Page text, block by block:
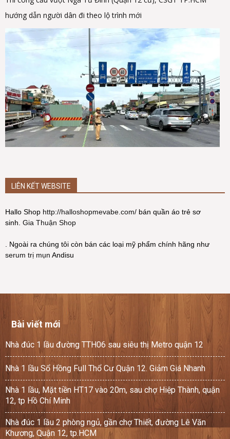
hướng dẫn người dân đi theo lộ trình mới
LIÊN KẾT WEBSITE
Hallo Shop http://halloshopmevabe.com/ bán quần áo trẻ sơ
sinh. Gia Thuận Shop
. Ngoài ra chúng tôi còn bán các loại mỹ phẩm chính hãng như
serum trị mụn Andisu
Bài viết mới
Nhà đúc 1 lầu đường TTH06 sau siêu thị Metro quận 12
Nhà 1 lầu Sổ Hồng Full Thổ Cư Quận 12. Giảm Giá Nhanh
Nhà 1 lầu, Mặt tiền HT17 vào 20m, sau chợ Hiệp Thành, quận
12, tp Hồ Chí Minh
Nhà đúc 1 lầu 2 phòng ngủ, gần chợ Thiết, đường Lê Văn
Khương, Quận 12, tp.HCM